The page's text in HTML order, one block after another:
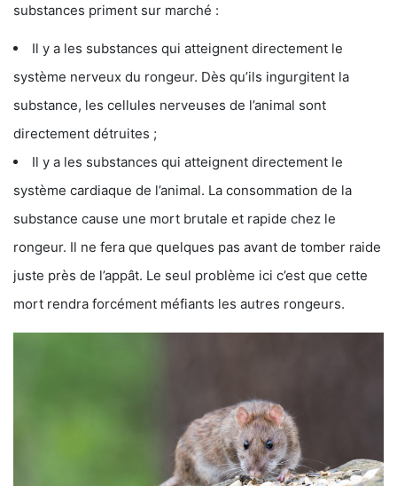
substances priment sur marché :
Il y a les substances qui atteignent directement le
système nerveux du rongeur. Dès qu’ils ingurgitent la
substance, les cellules nerveuses de l’animal sont
directement détruites ;
Il y a les substances qui atteignent directement le
système cardiaque de l’animal. La consommation de la
substance cause une mort brutale et rapide chez le
rongeur. Il ne fera que quelques pas avant de tomber raide
juste près de l’appât. Le seul problème ici c’est que cette
mort rendra forcément méfiants les autres rongeurs.